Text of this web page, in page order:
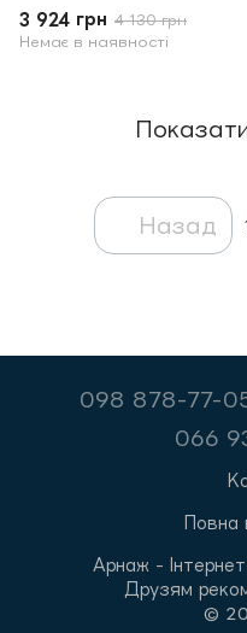
Klasse / Vito / Viano
2014+
3 924 грн 4 130 грн
Немає в наявності
Назад
098 878-77-
066
Повна
Арнаж -
Друзям
©